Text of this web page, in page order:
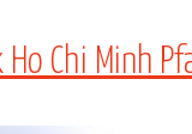
Ho Chi Minh